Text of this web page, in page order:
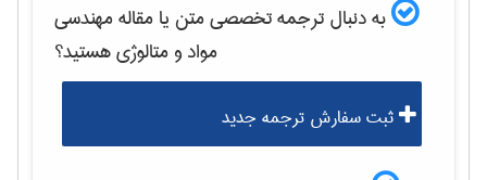
به دنبال ترجمه تخصصی متن یا مقالهمهندسی
مواد و متالوژیهستید؟
ثبت سفارش ترجمه جدید